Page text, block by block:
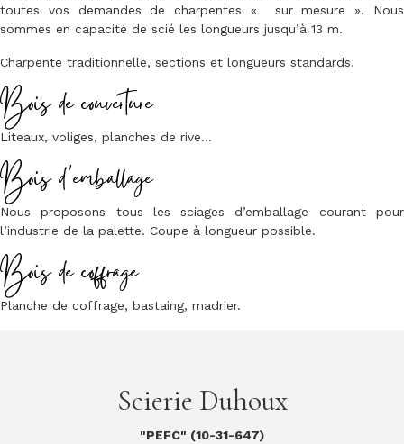
toutes vos demandes de charpentes « sur mesure ». Nous
sommes en capacité de scié les longueurs jusqu’à 13 m.
Charpente traditionnelle, sections et longueurs standards.
Bois de couverture
Liteaux, voliges, planches de rive…
Bois d’emballage
Nous proposons tous les sciages d’emballage courant pour
l’industrie de la palette. Coupe à longueur possible.
Bois de coffrage
Planche de coffrage, bastaing, madrier.
Scierie Duhoux
"PEFC" (10-31-647)